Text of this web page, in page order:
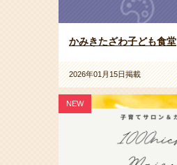
かみきたざわ子ども食堂
2026年01月15日掲載
NEW